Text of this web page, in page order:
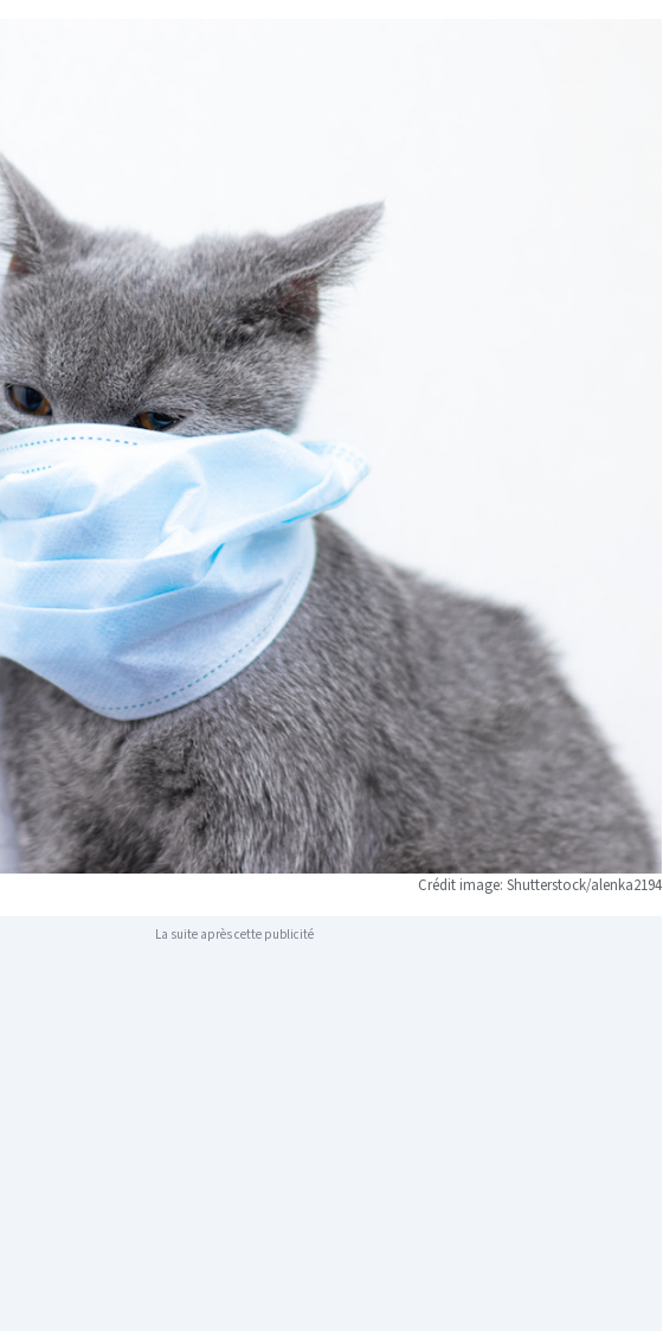
Crédit image: Shutterstock/alenka2194
La suite après cette publicité